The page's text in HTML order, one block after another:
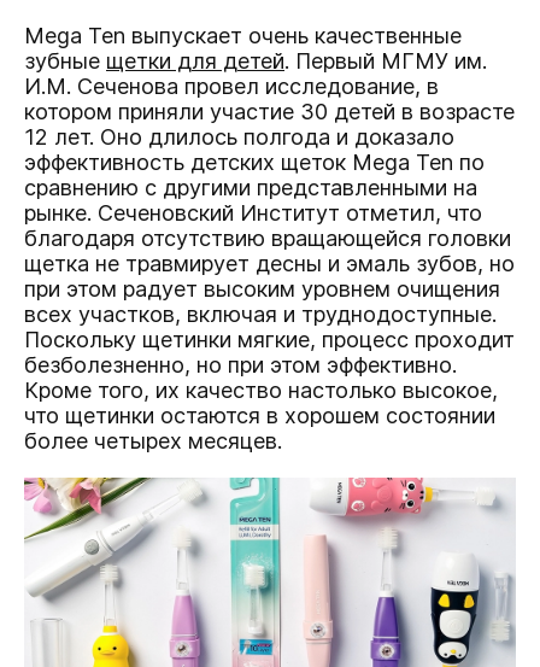
Mega Ten выпускает очень качественные
зубные щетки для детей. Первый МГМУ им.
И.М. Сеченова провел исследование, в
котором приняли участие 30 детей в возрасте
12 лет. Оно длилось полгода и доказало
эффективность детских щеток Mega Ten по
сравнению с другими представленными на
рынке. Сеченовский Институт отметил, что
благодаря отсутствию вращающейся головки
щетка не травмирует десны и эмаль зубов, но
при этом радует высоким уровнем очищения
всех участков, включая и труднодоступные.
Поскольку щетинки мягкие, процесс проходит
безболезненно, но при этом эффективно.
Кроме того, их качество настолько высокое,
что щетинки остаются в хорошем состоянии
более четырех месяцев.